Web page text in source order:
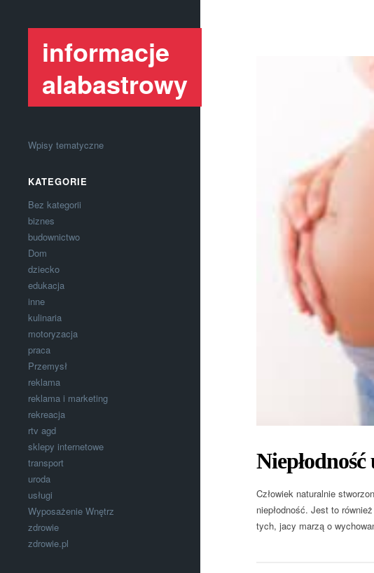
informacje
alabastrowy
Wpisy tematyczne
KATEGORIE
Bez kategorii
biznes
budownictwo
Dom
dziecko
edukacja
inne
kulinaria
motoryzacja
praca
Przemysł
reklama
reklama i marketing
rekreacja
rtv agd
sklepy internetowe
transport
uroda
usługi
Wyposażenie Wnętrz
zdrowie
zdrowie.pl
Człowiek naturalnie
niepłodność. Jest to
tych, jacy marzą o